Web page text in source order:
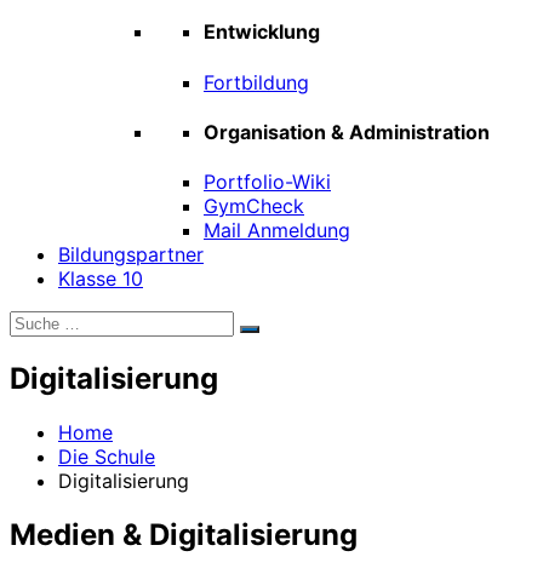
Entwicklung
Fortbildung
Organisation & Administration
Portfolio-Wiki
GymCheck
Mail Anmeldung
Bildungspartner
Klasse 10
Suche
Suchen
Digitalisierung
Home
Die Schule
Digitalisierung
Medien & Digitalisierung